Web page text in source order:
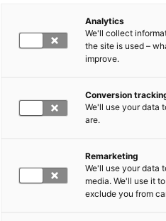
on tärkeä?
kasvomaski?
ja kierrättää?
energianmuunnosjärjestelmät
for Business and
and CO2 for Industry Renewal
Machinery
Analytics
We'll collect
the site is used –
improve.
Conversion
We'll use your data
are.
Remarketing
We'll use your data
media. We'll use it
exclude you from